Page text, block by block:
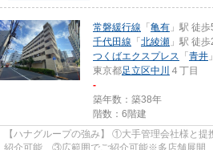
常磐緩行線 「 亀有 」駅 徒
千代田線 「 北綾瀬 」駅 徒
つくばエクスプレス 「 青井
東京都足立区中川 ４丁目
-
築年数：築38年
階数：6階建
【ハナグループの強み】 ①大手管理会社様と
紹介可能 ③広範囲でご紹介可能※多店舗展